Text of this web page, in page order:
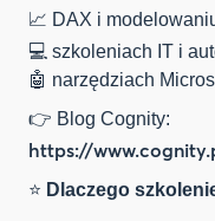
📈 DAX i
💻 szkoleniach IT i
🤖 narzędziach
👉 Blog Cognity:
https://
⭐ Dlaczego